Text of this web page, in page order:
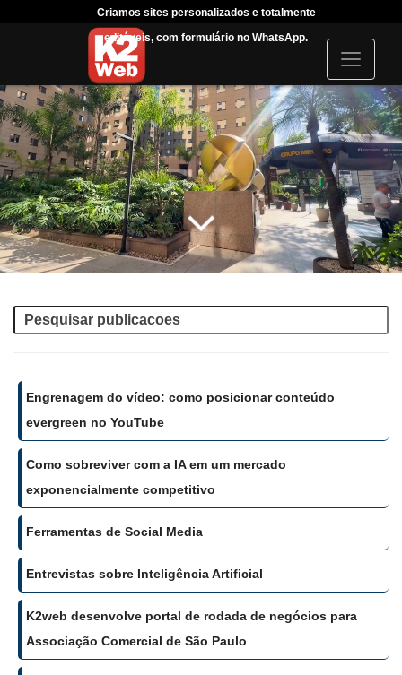
Criamos sites personalizados e totalmente
editáveis, com formulário no WhatsApp.
Tráfego Pago
acompanhar sua
I
c
o
n
Engrenagem do vídeo: como posicionar conteúdo
evergreen no YouTube
Como sobreviver com a IA em um mercado
exponencialmente competitivo
Ferramentas de Social Media
Entrevistas sobre Inteligência Artificial
K2web desenvolve portal de rodada de negócios para
Associação Comercial de São Paulo